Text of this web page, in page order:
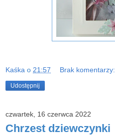
Kaśka o 21:57 Brak komentarzy:
Udostępnij
czwartek, 16 czerwca 2022
Chrzest dziewczynki